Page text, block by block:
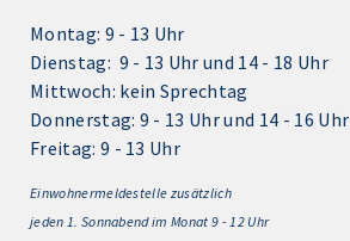
Montag: 9 - 13 Uhr
Dienstag: 9 - 13 Uhr und 14 - 18 Uhr
Mittwoch: kein Sprechtag
Donnerstag: 9 - 13 Uhr und 14 - 16 Uhr
Freitag: 9 - 13 Uhr
Einwohnermeldestelle zusätzlich
jeden 1. Sonnabend im Monat 9 - 12 Uhr